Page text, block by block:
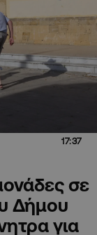
17:37
σε
Δήμου
για